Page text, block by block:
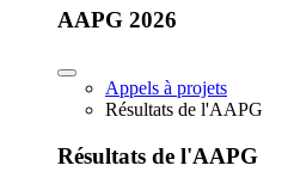
AAPG 2026
Appels à projets
Résultats de l'AAPG
Résultats de l'AAPG